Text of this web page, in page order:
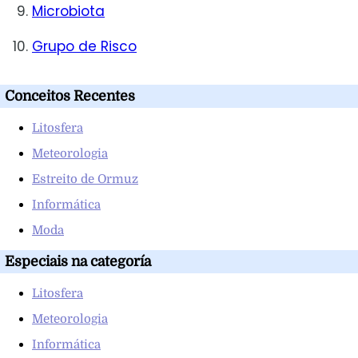
Microbiota
Grupo de Risco
Conceitos Recentes
Litosfera
Meteorologia
Estreito de Ormuz
Informática
Moda
Especiais na categoría
Litosfera
Meteorologia
Informática